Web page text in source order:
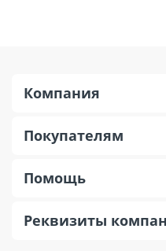
Компания
Покупателям
Помощь
Реквизиты